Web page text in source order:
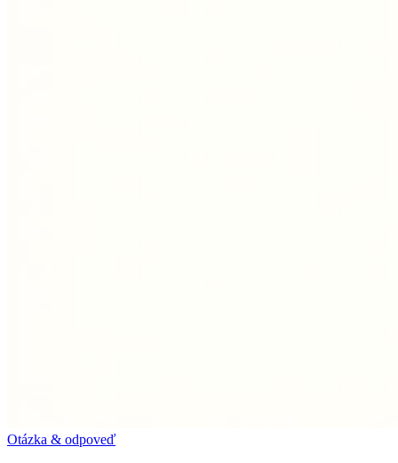
Otázka & odpoveď